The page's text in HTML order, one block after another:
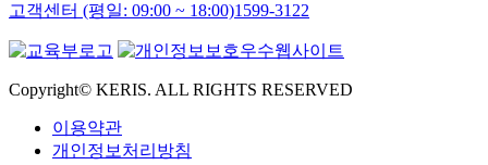
고객센터 (평일: 09:00 ~ 18:00)1599-3122
Copyright© KERIS. ALL RIGHTS RESERVED
이용약관
개인정보처리방침